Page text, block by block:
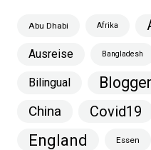
Abu Dhabi Afrika
Ausreise Bangladesh
Bilingual
China
Covid19
England Essen